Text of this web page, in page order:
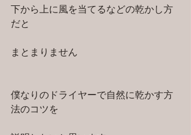
下から上に風を当てるなどの乾かし方
だと
まとまりません
僕なりのドライヤーで自然に乾かす方
法のコツを